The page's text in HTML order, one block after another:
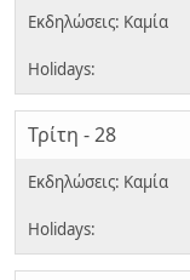
Τρίτη - 28